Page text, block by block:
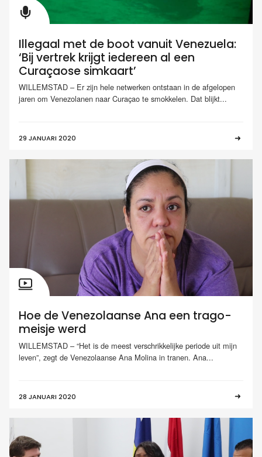
Illegaal met de boot vanuit Venezuela:
‘Bij vertrek krijgt iedereen al een
Curaçaose simkaart’
WILLEMSTAD – Er zijn hele netwerken ontstaan in de afgelopen
jaren om Venezolanen naar Curaçao te smokkelen. Dat blijkt...
29 JANUARI 2020
Hoe de Venezolaanse Ana een trago-
meisje werd
WILLEMSTAD – “Het is de meest verschrikkelijke periode uit mijn
leven”, zegt de Venezolaanse Ana Molina in tranen. Ana...
28 JANUARI 2020